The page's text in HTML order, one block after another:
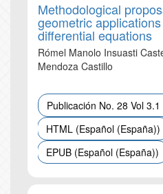
Methodological
geometric
differential equations
Rómel Manolo Insuasti
Mendoza Castillo
Publicación No. 28 Vol
HTML (Español (España))
EPUB (Español (España))